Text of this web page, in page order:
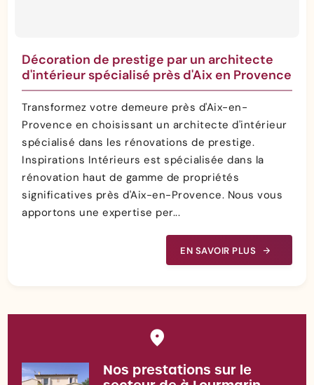
Décoration de prestige par un architecte
d'intérieur spécialisé près d'Aix en Provence
Transformez votre demeure près d'Aix-en-
Provence en choisissant un architecte d'intérieur
spécialisé dans les rénovations de prestige.
Inspirations Intérieurs est spécialisée dans la
rénovation haut de gamme de propriétés
significatives près d'Aix-en-Provence. Nous vous
apportons une expertise per...
EN SAVOIR PLUS
Nos prestations sur le